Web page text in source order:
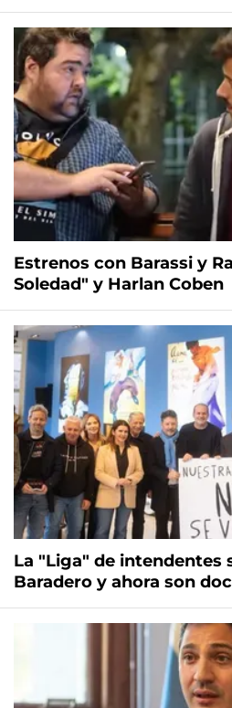
Estrenos con Barassi y
Soledad" y Harlan Coben
La "Liga" de intendentes
Baradero y ahora son